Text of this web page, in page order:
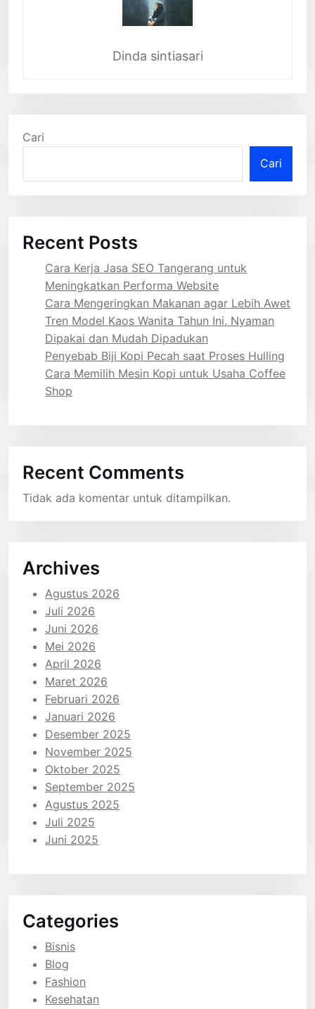
Dinda sintiasari
Cari
Cari
Recent Posts
Cara Kerja Jasa SEO Tangerang untuk
Meningkatkan Performa Website
Cara Mengeringkan Makanan agar Lebih Awet
Tren Model Kaos Wanita Tahun Ini, Nyaman
Dipakai dan Mudah Dipadukan
Penyebab Biji Kopi Pecah saat Proses Hulling
Cara Memilih Mesin Kopi untuk Usaha Coffee
Shop
Recent Comments
Tidak ada komentar untuk ditampilkan.
Archives
Agustus 2026
Juli 2026
Juni 2026
Mei 2026
April 2026
Maret 2026
Februari 2026
Januari 2026
Desember 2025
November 2025
Oktober 2025
September 2025
Agustus 2025
Juli 2025
Juni 2025
Categories
Bisnis
Blog
Fashion
Kesehatan